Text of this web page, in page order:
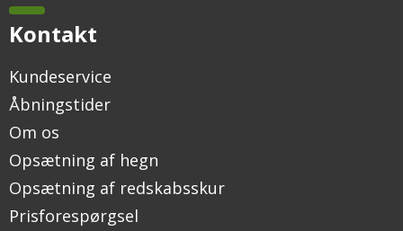
Kontakt
Kundeservice
Åbningstider
Om os
Opsætning af hegn
Opsætning af redskabsskur
Prisforespørgsel